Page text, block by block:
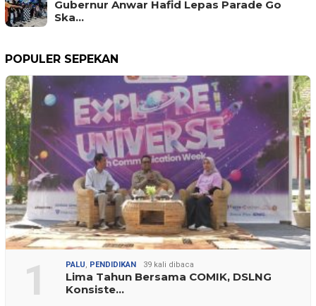
Gubernur Anwar Hafid Lepas Parade Go
Ska…
POPULER SEPEKAN
1 PALU, PENDIDIKAN 39 kali dibaca
Lima Tahun Bersama COMIK, DSLNG
Konsiste…